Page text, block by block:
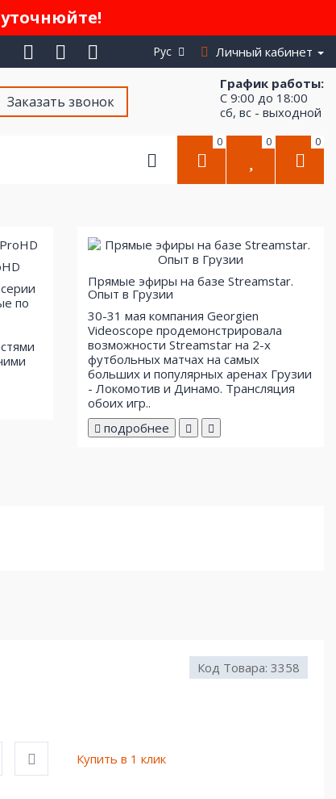
Личный кабинет
Заказать звонок
График работы:
С 9:00 до 18:00
сб, вс - выходной
0 0 0
по
Прямые эфиры на базе Streamstar.
Опыт в Грузии
30-31 мая компания Georgien
Videoscope продемонстрировала
возможности Streamstar на 2-х
футбольных матчах на самых
больших и популярных аренах Грузии
- Локомотив и Динамо. Трансляция
обоих игр..
подробнее
Код Товара: 3358
Купить в 1 клик